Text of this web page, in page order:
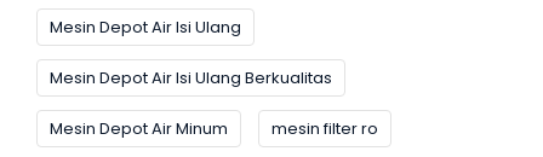
Mesin Depot Air Isi Ulang
Mesin Depot Air Isi Ulang Berkualitas
Mesin Depot Air Minum mesin filter ro